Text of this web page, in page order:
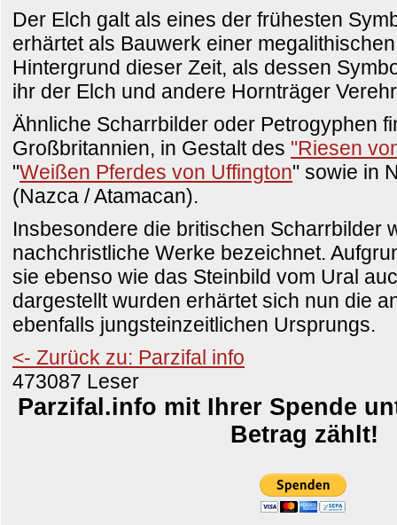
Der Elch galt als eines der frühesten
erhärtet als Bauwerk einer
Hintergrund dieser Zeit, als dessen
ihr der Elch und andere Hornträger
Ähnliche Scharrbilder oder Petrogyphen
Großbritannien, in Gestalt des "Riesen
"Weißen Pferdes von Uffington" sowie in
(Nazca / Atamacan).
Insbesondere die britischen Scharrbilder
nachchristliche Werke bezeichnet.
sie ebenso wie das Steinbild vom Ural
dargestellt wurden erhärtet sich nun die
ebenfalls jungsteinzeitlichen Ursprungs.
<- Zurück zu: Parzifal info
473087 Leser
Parzifal.info mit Ihrer Spende
Betrag zählt!